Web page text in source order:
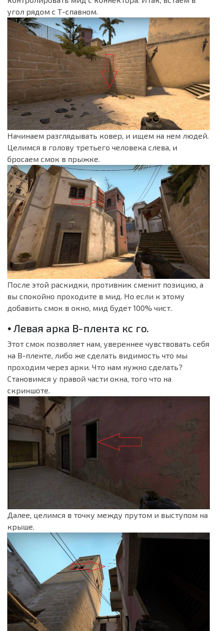
угол рядом с Т-спавном.
Начинаем разглядывать ковер, и ищем на нем людей.
Целимся в голову третьего человека слева, и
бросаем смок в прыжке.
После этой раскидки, противник сменит позицию, а
вы спокойно проходите в мид. Но если к этому
добавить смок в окно, мид будет 100% чист.
⦁ Левая арка B-плента кс го.
Этот смок позволяет нам, увереннее чувствовать себя
на B-пленте, либо же сделать видимость что мы
проходим через арки. Что нам нужно сделать?
Становимся у правой части окна, того что на
скриншоте.
Далее, целимся в точку между прутом и выступом на
крыше.